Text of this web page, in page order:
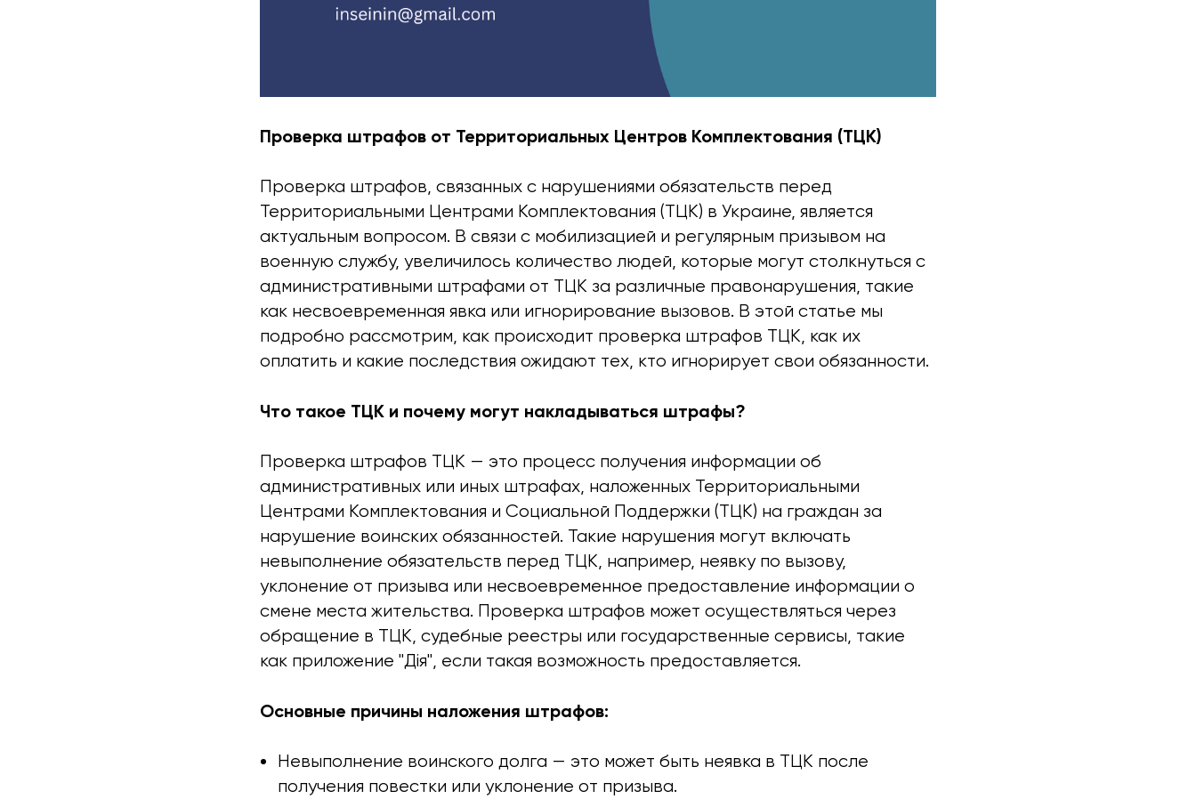
Проверка штрафов от Территориальных Центров Комплектования (ТЦК)
Проверка штрафов, связанных с нарушениями обязательств перед
Территориальными Центрами Комплектования (ТЦК) в Украине, является
актуальным вопросом. В связи с мобилизацией и регулярным призывом на
военную службу, увеличилось количество людей, которые могут столкнуться с
административными штрафами от ТЦК за различные правонарушения, такие
как несвоевременная явка или игнорирование вызовов. В этой статье мы
подробно рассмотрим, как происходит проверка штрафов ТЦК, как их
оплатить и какие последствия ожидают тех, кто игнорирует свои обязанности.
Что такое ТЦК и почему могут накладываться штрафы?
Проверка штрафов ТЦК — это процесс получения информации об
административных или иных штрафах, наложенных Территориальными
Центрами Комплектования и Социальной Поддержки (ТЦК) на граждан за
нарушение воинских обязанностей. Такие нарушения могут включать
невыполнение обязательств перед ТЦК, например, неявку по вызову,
уклонение от призыва или несвоевременное предоставление информации о
смене места жительства. Проверка штрафов может осуществляться через
обращение в ТЦК, судебные реестры или государственные сервисы, такие
как приложение "Дія", если такая возможность предоставляется.
Основные причины наложения штрафов:
Невыполнение воинского долга — это может быть неявка в ТЦК после
получения повестки или уклонение от призыва.